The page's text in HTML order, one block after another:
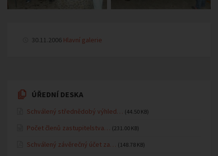
30.11.2006 Hlavní galerie
ÚŘEDNÍ DESKA
Schválený střednědobý výhled… (44.50 KB)
Počet členů zastupitelstva… (231.00 KB)
Schválený závěrečný účet za… (148.78 KB)